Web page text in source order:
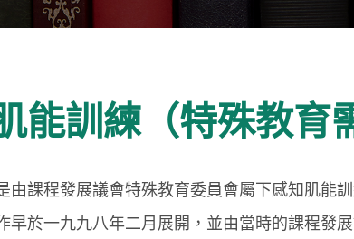
能訓練（特殊教育
由課程發展議會特殊教育委員會屬下感知肌能
早於一九九八年二月展開，並由當時的課程發